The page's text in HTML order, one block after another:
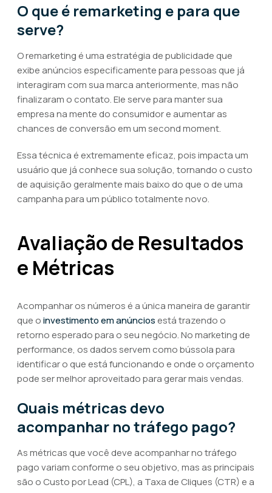
O que é remarketing e para que
serve?
O remarketing é uma estratégia de publicidade que
exibe anúncios especificamente para pessoas que já
interagiram com sua marca anteriormente, mas não
finalizaram o contato. Ele serve para manter sua
empresa na mente do consumidor e aumentar as
chances de conversão em um second moment.
Essa técnica é extremamente eficaz, pois impacta um
usuário que já conhece sua solução, tornando o custo
de aquisição geralmente mais baixo do que o de uma
campanha para um público totalmente novo.
Avaliação de Resultados
e Métricas
Acompanhar os números é a única maneira de garantir
que oinvestimento em anúncios está trazendo o
retorno esperado para o seu negócio. No marketing de
performance, os dados servem como bússola para
identificar o que está funcionando e onde o orçamento
pode ser melhor aproveitado para gerar mais vendas.
Quais métricas devo
acompanhar no tráfego pago?
As métricas que você deve acompanhar no tráfego
pago variam conforme o seu objetivo, mas as principais
são o Custo por Lead (CPL), a Taxa de Cliques (CTR) e a